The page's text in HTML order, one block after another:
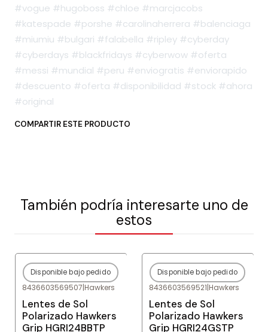
#vogue #hugoboss #chloe #marcjacobs
#katespade #porshe #carolinaherrera #balenciaga
#miumiu #bulgari #falabella #ripley #cyberday
#cyberdays #blackfridays #cyberwow #oferta
#messi #mundial #peru #enviogratis #enviorapido
#descuento #oferta #disponibilidad #stock #ahora
#original
COMPARTIR ESTE PRODUCTO
También podría interesarte uno de
estos
-80%OFF
Agotado
Disponible bajo pedido
8436603569507|Hawkers
Lentes de Sol
Polarizado Hawkers
Grip HGRI24BBTP
-80%OFF
Agotado
Disponible bajo pedido
8436603569521|Hawkers
Lentes de Sol
Polarizado Hawkers
Grip HGRI24GSTP